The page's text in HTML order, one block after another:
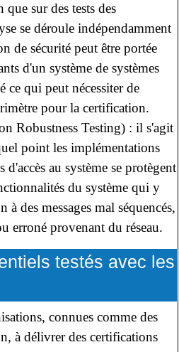
sur des tests des
se déroule indépendamment
de sécurité peut être portée
d'un système de systèmes
ce qui peut nécessiter de
pour la certification.
Robustness Testing) : il s'agit
point les implémentations
d'accès au système se protègent
du système qui y
à des messages mal séquencés,
erroné provenant du réseau.
testés avec les
connues comme des
à délivrer des certifications